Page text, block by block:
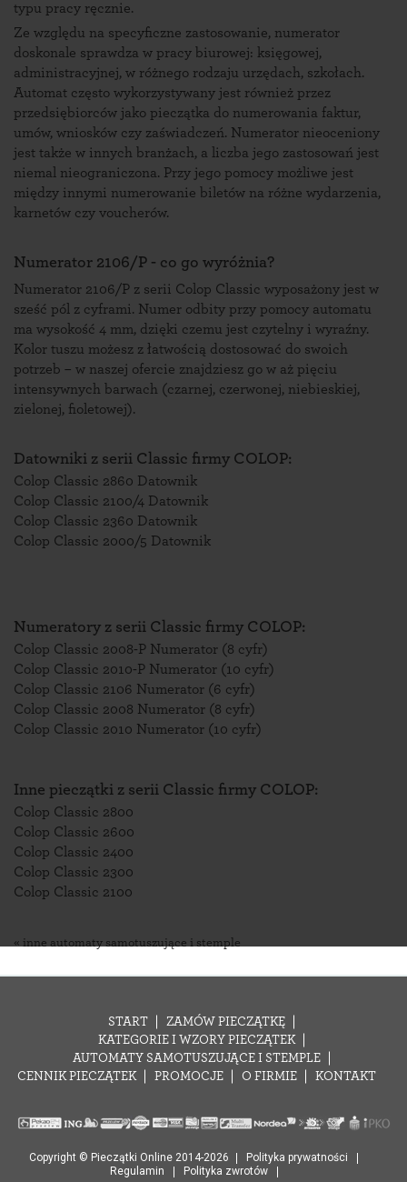
typu pracy ręcznie.
Ze względu na specyficzne zastosowanie, numerator
doskonale sprawdza w pracy biurowej: księgowej,
administracyjnej, w różnego rodzaju urzędach, szkołach.
Automat często wykorzystywany jest również przez
przedsiębiorców jako pieczątka do numerowania faktur,
umów, wniosków czy zaświadczeń. Numerator nieoceniony
jest także w innych branżach, a liczba jego zastosowań jest
niemal nieograniczona. Przy jego pomocy możliwe jest
między innymi numerowanie biletów na różne wydarzenia,
karnetów czy voucherów.
Numerator 2106/P - co go wyróżnia?
Numerator 2106/P z serii Colop Classic wyposażony jest w
sześć pól z cyframi. Numer odbity przy pomocy automatu
ma wysokość 4 mm, dzięki czemu jest czytelny i wyraźny.
Kolor tuszu możesz z łatwością dostosować do swoich
potrzeb – w naszej ofercie znajdziesz go w aż pięciu
intensywnych barwach (czarnej, czerwonej, niebieskiej,
zielonej, fioletowej).
Datowniki z serii Classic firmy COLOP:
Colop Classic 2860 Datownik
Colop Classic 2100/4 Datownik
Colop Classic 2360 Datownik
Colop Classic 2000/5 Datownik
Numeratory z serii Classic firmy COLOP:
Colop Classic 2008-P Numerator (8 cyfr)
Colop Classic 2010-P Numerator (10 cyfr)
Colop Classic 2106 Numerator (6 cyfr)
Colop Classic 2008 Numerator (8 cyfr)
Colop Classic 2010 Numerator (10 cyfr)
Inne pieczątki z serii Classic firmy COLOP:
Colop Classic 2800
Colop Classic 2600
Colop Classic 2400
Colop Classic 2300
Colop Classic 2100
« inne automaty samotuszujące i stemple
START
ZAMÓW PIECZĄTKĘ
KATEGORIE I WZORY PIECZĄTEK
AUTOMATY SAMOTUSZUJĄCE I STEMPLE
CENNIK PIECZĄTEK
PROMOCJE O FIRMIE KONTAKT
Copyright © Pieczątki Online 2014-2026
Polityka prywatności
Regulamin
Polityka zwrotów